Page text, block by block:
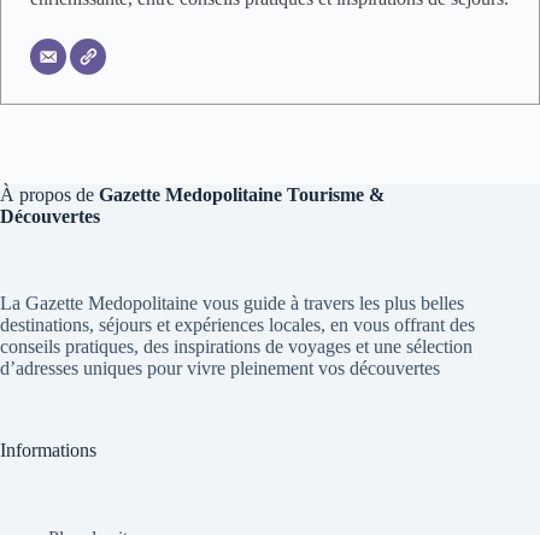
À propos de Gazette Medopolitaine Tourisme &
Découvertes
La Gazette Medopolitaine vous guide à travers les plus belles
destinations, séjours et expériences locales, en vous offrant des
conseils pratiques, des inspirations de voyages et une sélection
d’adresses uniques pour vivre pleinement vos découvertes
Informations